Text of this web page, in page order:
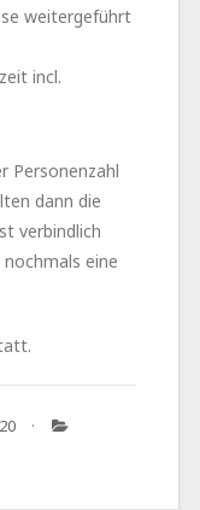
weitergeführt
incl.
Personenzahl
dann die
verbindlich
eine